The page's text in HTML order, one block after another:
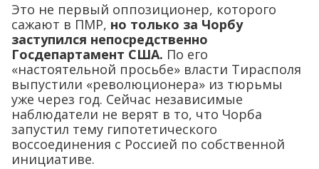
Это не первый оппозиционер, которого
сажают в ПМР, но только за Чорбу
заступился непосредственно
Госдепартамент США. По его
«настоятельной просьбе» власти Тирасполя
выпустили «революционера» из тюрьмы
уже через год. Сейчас независимые
наблюдатели не верят в то, что Чорба
запустил тему гипотетического
воссоединения с Россией по собственной
инициативе.